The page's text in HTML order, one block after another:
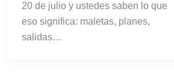
20 de julio y ustedes saben lo que
eso significa: maletas, planes,
salidas…